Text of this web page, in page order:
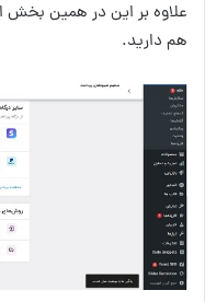
علاوه بر این در همین بخش
هم دارید.